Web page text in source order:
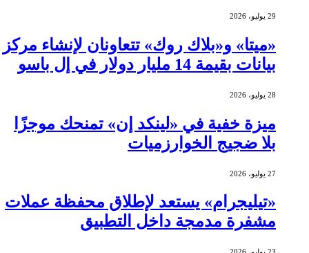
29 يوليو، 2026
«ميتا» و«بلاك روك» تتعاونان لإنشاء مركز
بيانات بقيمة 14 مليار دولار في إل باسو
28 يوليو، 2026
ميزة خفية في «لينكد إن» تمنحك موجزًا
بلا ضجيج الخوارزميات
27 يوليو، 2026
«تيليجرام» يستعد لإطلاق محفظة عملات
مشفرة مدمجة داخل التطبيق